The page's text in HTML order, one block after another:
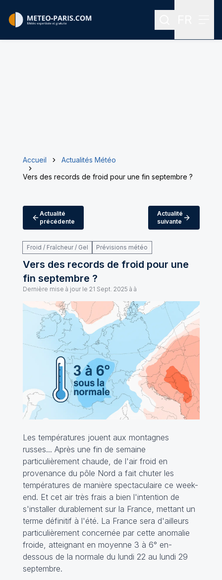
Rechercher
Accueil
Actualités Météo
Vers des records de froid pour une fin septembre ?
Actualité
précédente
Actualité
suivante
Froid / Fraîcheur / Gel Prévisions météo
Vers des records de froid pour une
fin septembre ?
Dernière mise à jour le 21 Sept. 2025 à à
Les températures jouent aux montagnes
russes... Après une fin de semaine
particulièrement chaude, de l'air froid en
provenance du pôle Nord a fait chuter les
températures de manière spectaculaire ce week-
end. Et cet air très frais a bien l'intention de
s'installer durablement sur la France, mettant un
terme définitif à l'été. La France sera d'ailleurs
particulièrement concernée par cette anomalie
froide, atteignant en moyenne 3 à 6° en-
dessous de la normale du lundi 22 au lundi 29
septembre.